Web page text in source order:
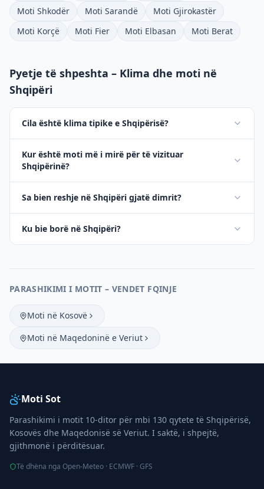
Moti Shkodër Moti Sarandë
Moti Gjirokastër
Moti Korçë
Moti Fier Moti Elbasan Moti Berat
Pyetje të shpeshta – Klima dhe moti në
Shqipëri
Cila është klima tipike e Shqipërisë?
Kur është moti më i mirë për të vizituar
Shqipërinë?
Sa bien reshje në Shqipëri gjatë dimrit?
Ku bie borë në Shqipëri?
PARASHIKIMI I MOTIT – VENDET FQINJE
Moti në Kosovë
Moti në Maqedoninë e Veriut
Moti Sot
Parashikimi i motit 10-ditor për mbi 130 qytete të Shqipërisë,
Kosovës dhe Maqedonisë së Veriut. I saktë, i shpejtë,
gjithmonë i përditësuar.
Të dhëna nga Open-Meteo · ECMWF · GFS